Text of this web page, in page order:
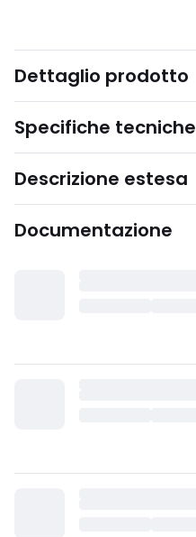
Dettaglio prodotto
Specifiche tecniche
Descrizione estesa
Documentazione